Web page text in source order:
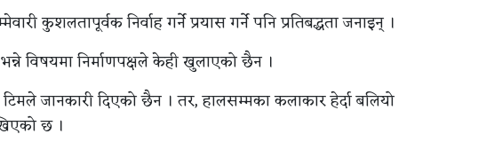
कुशलतापूर्वक निर्वाह गर्ने प्रयास गर्ने पनि प्रतिबद्धता जनाइन् ।
भन्ने विषयमा निर्माणपक्षले केही खुलाएको छैन ।
जानकारी दिएको छैन । तर, हालसम्मका कलाकार हेर्दा बलियो
छ ।